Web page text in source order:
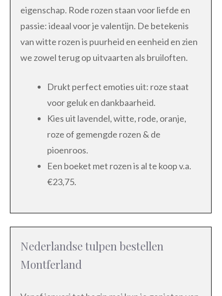
eigenschap. Rode rozen staan voor liefde en
passie: ideaal voor je valentijn. De betekenis
van witte rozen is puurheid en eenheid en zien
we zowel terug op uitvaarten als bruiloften.
Drukt perfect emoties uit: roze staat
voor geluk en dankbaarheid.
Kies uit lavendel, witte, rode, oranje,
roze of gemengde rozen & de
pioenroos.
Een boeket met rozen is al te koop v.a.
€23,75.
Nederlandse tulpen bestellen
Montferland